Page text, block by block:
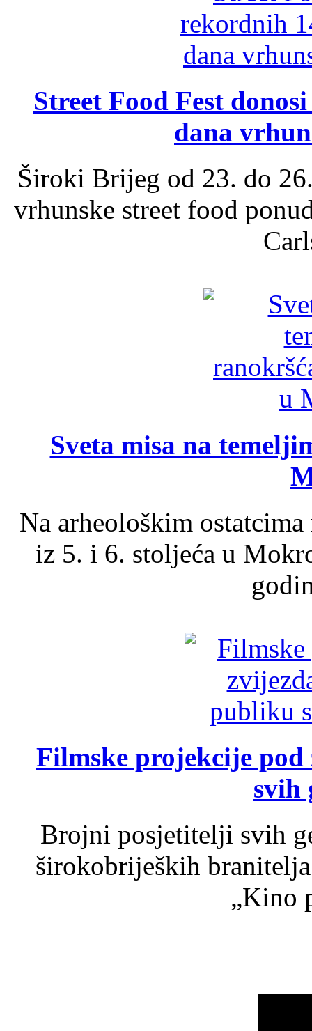
Street Food Fest
dana
Široki Brijeg od 23. do
vrhunske street food
Sveta misa na
Na arheološkim
iz 5. i 6. stoljeća u
Filmske projekcije
svih
Brojni posjetitelji svih
širokobrijeških
„Kino